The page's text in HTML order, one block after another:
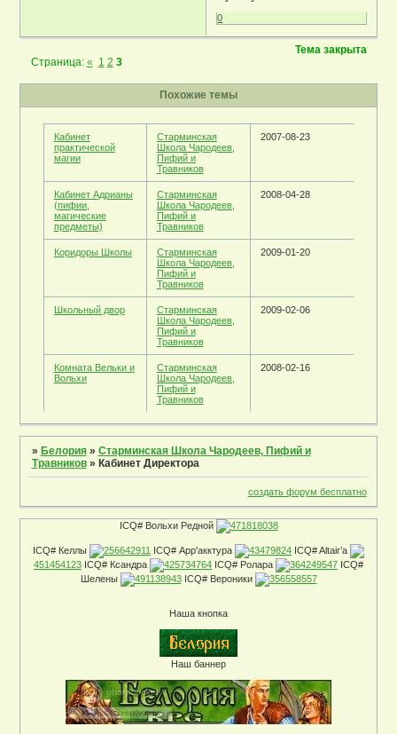
0
Тема закрыта
Страница: « 1 2 3
Похожие темы
Кабинет
практической
магии
Старминская
Школа Чародеев,
Пифий и
Травников
2007-08-23
Кабинет Адрианы
(пифии,
магические
предметы)
Старминская
Школа Чародеев,
Пифий и
Травников
2008-04-28
Коридоры Школы
Старминская
Школа Чародеев,
Пифий и
Травников
2009-01-20
Школьный двор
Старминская
Школа Чародеев,
Пифий и
Травников
2009-02-06
Комната Вельки и
Вольхи
Старминская
Школа Чародеев,
Пифий и
Травников
2008-02-16
» Белория » Старминская Школа Чародеев, Пифий и
Травников » Кабинет Директора
создать форум бесплатно
ICQ# Вольхи Редной 471818038
ICQ# Келлы 256642911 ICQ# Арр'акктура 43479824 ICQ# Altair’a
451454123 ICQ# Ксандра 425734764 ICQ# Ролара 364249547 ICQ#
Шелены
491138943ICQ# Вероники 356558557
Наша кнопка
Наш баннер